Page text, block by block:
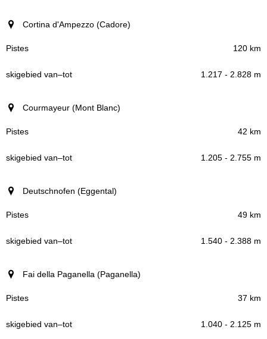
Cortina d'Ampezzo (Cadore)
120 km
1.217 - 2.828 m
Courmayeur (Mont Blanc)
42 km
1.205 - 2.755 m
Deutschnofen (Eggental)
49 km
1.540 - 2.388 m
Fai della Paganella (Paganella)
37 km
1.040 - 2.125 m